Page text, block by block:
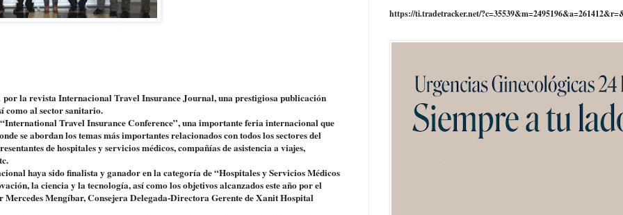
la revista Internacional Travel Insurance Journal, una prestigiosa publicación
como al sector sanitario.
Travel Insurance Conference”, una importante feria internacional que
se abordan los temas más importantes relacionados con todos los sectores del
de hospitales y servicios médicos, compañías de asistencia a viajes,
haya sido finalista y ganador en la categoría de “Hospitales y Servicios Médicos
la ciencia y la tecnología, así como los objetivos alcanzados este año por el
Mengíbar, Consejera Delegada-Directora Gerente de Xanit Hospital
https://ti.tradetracker.net/